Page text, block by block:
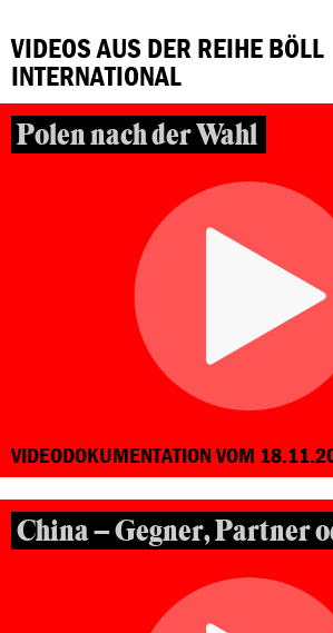
VIDEOS AUS DER REIHE BÖLL
INTERNATIONAL
Polen nach der Wahl
VIDEODOKUMENTATION VOM
China – Gegner, Partner